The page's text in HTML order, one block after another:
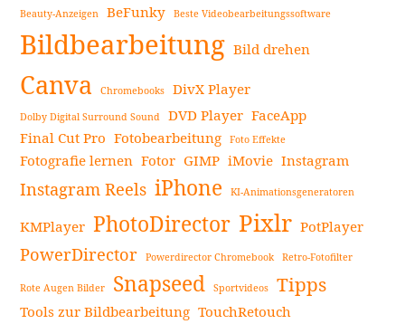
zu
dem
Cartoonizer
weiterlesen
Seitenleiste
Beauty-Anzeigen BeFunky Beste Videobearbeitungssoftware
Bildbearbeitung Bild drehen
Canva Chromebooks DivX Player
Dolby Digital Surround Sound DVD Player FaceApp
Final Cut Pro Fotobearbeitung Foto Effekte
Fotografie lernen Fotor GIMP iMovie Instagram
Instagram Reels iPhone KI-Animationsgeneratoren
KMPlayer PhotoDirector Pixlr PotPlayer
PowerDirector Powerdirector Chromebook Retro-Fotofilter
Rote Augen Bilder Snapseed Sportvideos Tipps
Tools zur Bildbearbeitung TouchRetouch